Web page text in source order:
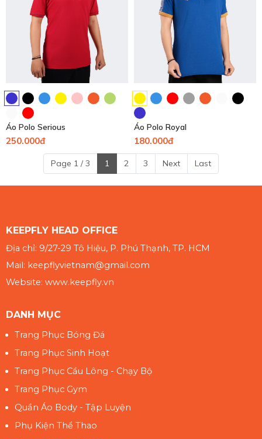
Áo Polo Serious
250.000đ
Áo Polo Royal
180.000đ
Page 1 / 3 1 2 3 Next Last
KEEPFLY HEAD OFFICE
Địa chỉ: 9/27-29 Tô Hiệu, P. Phú Thạnh, TP. HCM
Mail: keepflyvietnam@gmail.com
Website: www.keepfly.vn
DANH MỤC
Trang Phục Bóng Đá
Trang Phục Sinh Hoạt
Trang Phục Cầu Lông - Chạy Bộ
Trang Phục Gym
Quần Áo Body - Tập Luyện
Phụ Kiện Thể Thao